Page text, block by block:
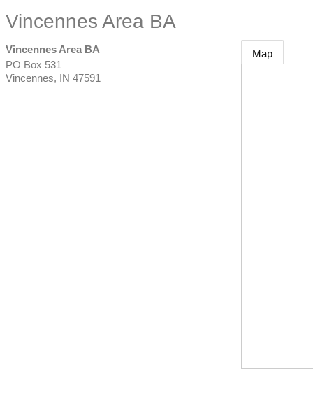
Vincennes Area BA
Vincennes Area BA
PO Box 531
Vincennes, IN 47591
Map